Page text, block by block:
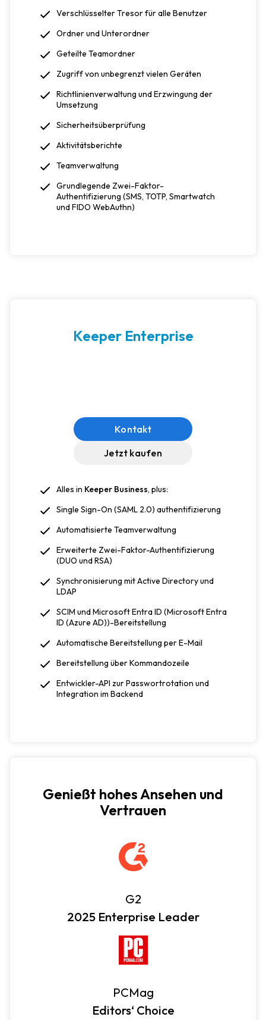
Verschlüsselter Tresor für alle Benutzer
Ordner und Unterordner
Geteilte Teamordner
Zugriff von unbegrenzt vielen Geräten
Richtlinienverwaltung und Erzwingung der
Umsetzung
Sicherheitsüberprüfung
Aktivitätsberichte
Teamverwaltung
Grundlegende Zwei-Faktor-
Authentifizierung (SMS, TOTP, Smartwatch
und FIDO WebAuthn)
Keeper Enterprise
Kontakt
Jetzt kaufen
Alles in Keeper Business, plus:
Single Sign-On (SAML 2.0) authentifizierung
Automatisierte Teamverwaltung
Erweiterte Zwei-Faktor-Authentifizierung
(DUO und RSA)
Synchronisierung mit Active Directory und
LDAP
SCIM und Microsoft Entra ID (Microsoft Entra
ID (Azure AD))-Bereitstellung
Automatische Bereitstellung per E-Mail
Bereitstellung über Kommandozeile
Entwickler-API zur Passwortrotation und
Integration im Backend
Genießt hohes Ansehen und
Vertrauen
G2
2025 Enterprise Leader
PCMag
Editors‘ Choice